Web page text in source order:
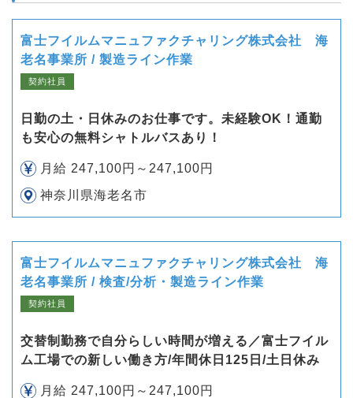
富士フイルムマニュファクチャリング株式会社 海
老名事業所 / 製造ライン作業
契約社員
日勤の土・日休みのお仕事です。未経験OK！通勤
も安心の無料シャトルバスあり！
月給 247,100円～247,100円
神奈川県海老名市
富士フイルムマニュファクチャリング株式会社 海
老名事業所 / 検査/分析・製造ライン作業
契約社員
交替制勤務で自分らしい時間が増える／富士フイル
ム工場での新しい働き方/年間休日125日/土日休み
月給 247,100円～247,100円